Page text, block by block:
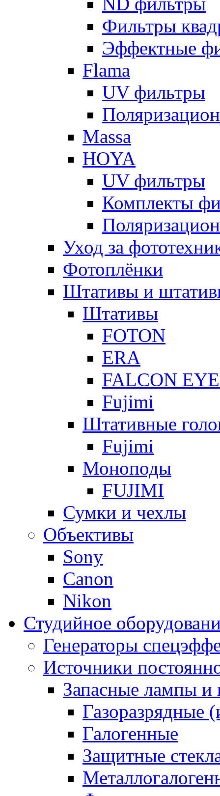
Фильтры
Эффектные
Flama
UV фильтры
Massa
HOYA
UV фильтры
Комплекты
Уход за
Фотоплёнки
Штативы и
Штативы
FOTON
ERA
FALCON
Fujimi
Штативные
Fujimi
Моноподы
FUJIMI
Сумки и чехлы
Объективы
Sony
Canon
Nikon
Студийное
Генераторы
Источники
Запасные лампы и
Газоразрядные
Галогенные
Защитные